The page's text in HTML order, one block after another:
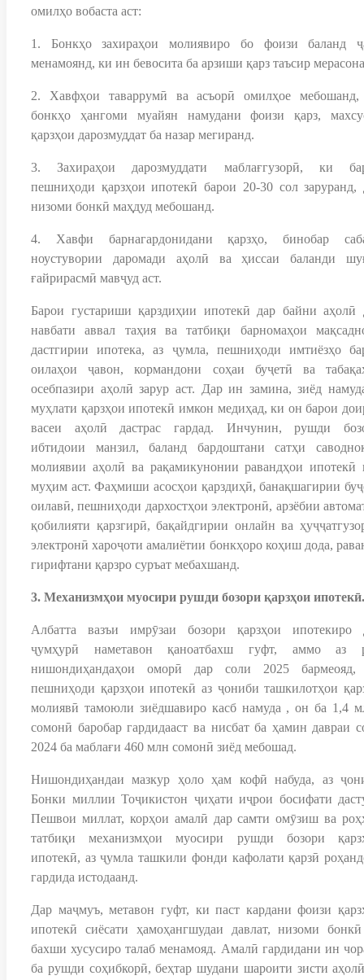
омилҳо вобаста аст:
1. Бонкҳо захираҳои молиявиро бо фоизи баланд
менамоянд, ки ин бевосита ба арзиши қарз таъсир
2. Хавфҳои таваррумӣ ва асъорӣ омилҳое
бонкҳо ҳангоми муайян намудани фоизи қарз,
қарзҳои дарозмуддат ба назар мегиранд.
3. Захираҳои дарозмуддати маблағгузорӣ, ки
пешниҳоди қарзҳои ипотекӣ барои 20-30 сол заруранд,
низоми бонкӣ маҳдуд мебошанд.
4. Хавфи барнагардонидани қарзҳо, бинобар
ноустувории даромади аҳолӣ ва ҳиссаи баланди
ғайрирасмӣ мавҷуд аст.
Барои густариши қарздиҳии ипотекӣ дар байни аҳолӣ
навбати аввал таҳия ва татбиқи барномаҳои
дастгирии ипотека, аз ҷумла, пешниҳоди имтиёзҳо
оилаҳои ҷавон, кормандони соҳаи буҷетӣ ва
осебпазири аҳолӣ зарур аст. Дар ин замина, зиёд
муҳлати қарзҳои ипотекӣ имкон медиҳад, ки он барои
васеи аҳолӣ дастрас гардад. Инчунин, рушди
ибтидоии манзил, баланд бардоштани сатҳи
молиявии аҳолӣ ва рақамикунонии равандҳои ипотекӣ
муҳим аст. Фаҳмиши асосҳои қарздиҳӣ, банақшагирии
оилавӣ, пешниҳоди дархостҳои электронӣ, арзёбии
қобилияти қарзгирӣ, бақайдгирии онлайн ва
электронӣ хароҷоти амалиётии бонкҳоро коҳиш дода,
гирифтани қарзро суръат мебахшанд.
3. Механизмҳои муосири рушди бозори қарзҳои ипотекӣ.
Албатта вазъи имрӯзаи бозори қарзҳои ипотекиро
ҷумҳурӣ наметавон қаноатбахш гуфт, аммо аз
нишондиҳандаҳои оморӣ дар соли 2025
пешниҳоди қарзҳои ипотекӣ аз ҷониби ташкилотҳои
молиявӣ тамоюли зиёдшавиро касб намуда , он ба 1,4
сомонӣ баробар гардидааст ва нисбат ба ҳамин давраи
2024 ба маблағи 460 млн сомонӣ зиёд мебошад.
Нишондиҳандаи мазкур ҳоло ҳам кофӣ набуда, аз
Бонки миллии Тоҷикистон ҷиҳати иҷрои босифати
Пешвои миллат, корҳои амалӣ дар самти омӯзиш ва
татбиқи механизмҳои муосири рушди бозори
ипотекӣ, аз ҷумла ташкили фонди кафолати қарзӣ
гардида истодаанд.
Дар маҷмуъ, метавон гуфт, ки паст кардани фоизи
ипотекӣ сиёсати ҳамоҳангшудаи давлат, низоми
бахши хусусиро талаб менамояд. Амалӣ гардидани ин
ба рушди соҳибкорӣ, беҳтар шудани шароити зисти